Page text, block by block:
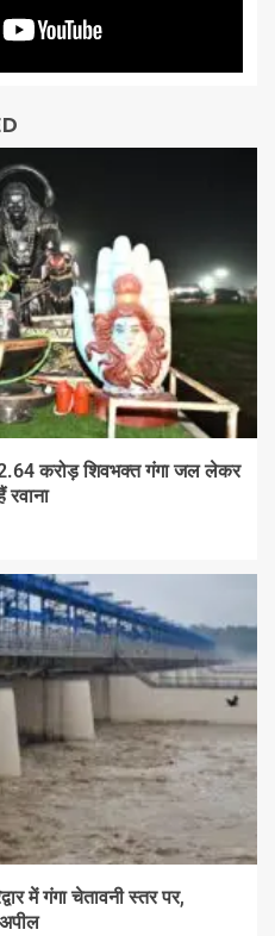
करोड़ शिवभक्त गंगा जल लेकर
में गंगा चेतावनी स्तर पर,